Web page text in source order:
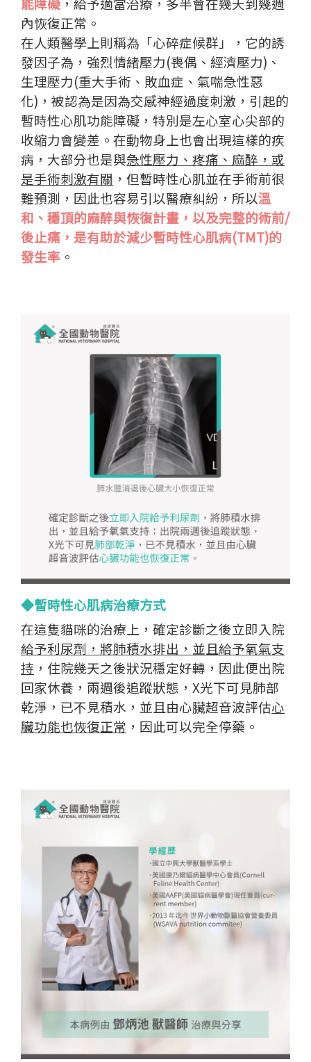
內恢復正常。
在人類醫學上則稱為「心碎症候群」，它的誘
發因子為，強烈情緒壓力(喪偶、經濟壓力)、
生理壓力(重大手術、敗血症、氣喘急性惡
化)，被認為是因為交感神經過度刺激，引起的
暫時性心肌功能障礙，特別是左心室心尖部的
收縮力會變差。在動物身上也會出現這樣的疾
病，大部分也是與急性壓力、疼痛、麻醉，或
是手術刺激有關 ，但暫時性心肌並在手術前很
難預測，因此也容易引以醫療糾紛，所以溫
和、穩頂的麻醉與恢復計畫，以及完整的術前/
後止痛，是有助於減少暫時性心肌病(TMT)的
發生率 。
◆暫時性心肌病治療方式
在這隻貓咪的治療上，確定診斷之後立即入院
給予利尿劑，將肺積水排出，並且給予氧氣支
持 ，住院幾天之後狀況穩定好轉，因此便出院
回家休養，兩週後追蹤狀態，X光下可見肺部
乾淨，已不見積水，並且由心臟超音波評估心
臟功能也恢復正常 ，因此可以完全停藥。